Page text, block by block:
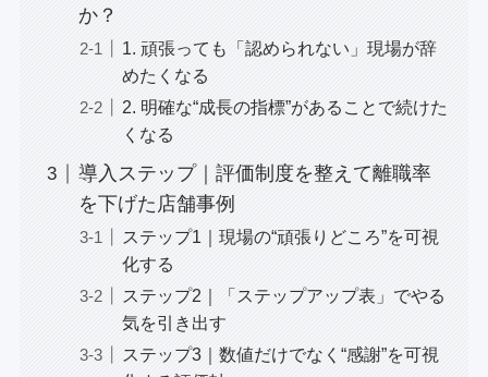
か？
1. 頑張っても「認められない」現場が辞
めたくなる
2. 明確な“成長の指標”があることで続けた
くなる
導入ステップ｜評価制度を整えて離職率
を下げた店舗事例
ステップ1｜現場の“頑張りどころ”を可視
化する
ステップ2｜「ステップアップ表」でやる
気を引き出す
ステップ3｜数値だけでなく“感謝”を可視